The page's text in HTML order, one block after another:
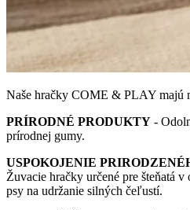
Naše hračky COME & PLAY majú
PRÍRODNÉ PRODUKTY -
prírodnej gumy.
USPOKOJENIE
Žuvacie hračky určené pre šteňatá
psy na udržanie silných čeľustí.